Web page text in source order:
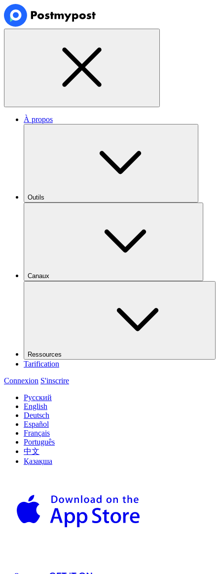
À propos
Outils
Canaux
Ressources
Tarification
Connexion S'inscrire
Русский
English
Deutsch
Español
Français
Português
中文
Қазақша